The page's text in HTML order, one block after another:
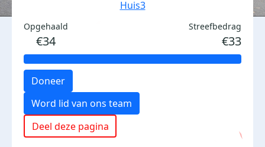
Huis3
Opgehaald
€34
Streefbedrag
€33
Doneer
Word lid van ons team
Deel deze pagina